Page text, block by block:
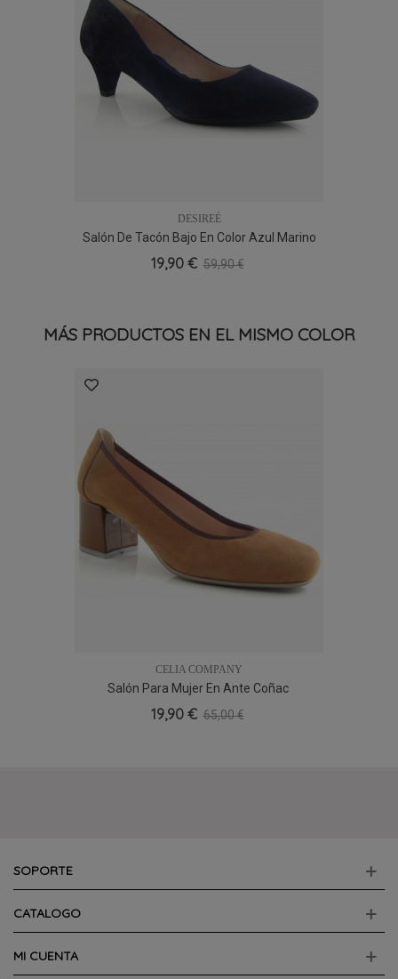
DESIREÉ
Salón De Tacón Bajo En Color Azul Marino
19,90 € 59,90 €
MÁS PRODUCTOS EN EL MISMO COLOR
CELIA COMPANY
Salón Para Mujer En Ante Coñac
19,90 € 65,00 €
SOPORTE
CATALOGO
MI CUENTA